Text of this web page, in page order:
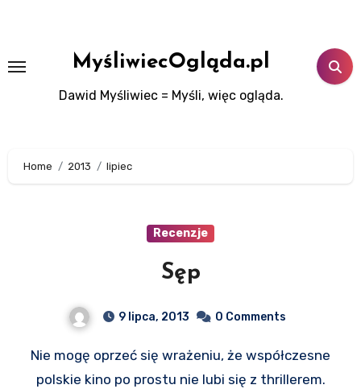
MyśliwiecOgląda.pl
Dawid Myśliwiec = Myśli, więc ogląda.
Home 2013 lipiec
Recenzje
Sęp
9 lipca, 2013 0 Comments
Nie mogę oprzeć się wrażeniu, że współczesne
polskie kino po prostu nie lubi się z thrillerem.